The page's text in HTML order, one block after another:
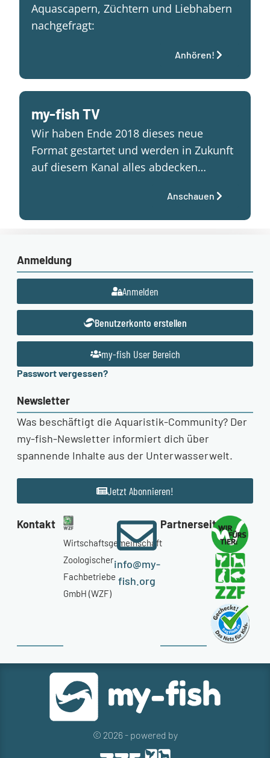
Aquascapern, Züchtern und Liebhabern
nachgefragt:
Anhören!
my-fish TV
Wir haben Ende 2018 dieses neue
Format gestartet und werden in Zukunft
auf diesem Kanal alles abdecken…
Anschauen
Anmeldung
Anmelden
Benutzerkonto erstellen
my-fish User Bereich
Passwort vergessen?
Newsletter
Was beschäftigt die Aquaristik-Community? Der
my-fish-Newsletter informiert dich über
spannende Inhalte aus der Unterwasserwelt.
Jetzt Abonnieren!
Kontakt
Wirtschaftsgemeinschaft
Zoologischer
Fachbetriebe
GmbH (WZF)
info@my-
fish.org
Partnerseiten
© 2026 - powered by